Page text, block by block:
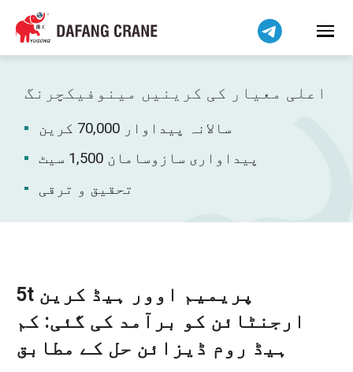
اعلی معیار کی کرینیں مینوفیکچرنگ
سالانہ پیداوار 70,000 کرین
پیداواری سازوسامان 1,500 سیٹ
تحقیق و ترقی
5t پریمیم اوور ہیڈ کرین
ارجنٹائن کو برآمد کی گئی: کم
ہیڈ روم ڈیزائن حل کے مطابق
हिन्दी
Bahasa Indonesia
Bahasa Melayu
简体中文
বাংলা
فارسی
Pilipino
Kiswahili
Dansk
Norsk
O‘zbekcha